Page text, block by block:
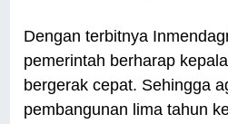
Dengan terbitnya
pemerintah berharap
bergerak cepat. Sehingga
pembangunan lima tahun